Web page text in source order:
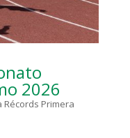
2026
Récords Primera